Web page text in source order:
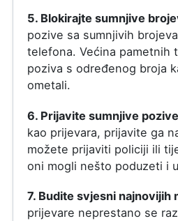
5. Blokirajte sumnjive
pozive sa sumnjivih
telefona. Većina pametnih
poziva s određenog broja
ometali.
6. Prijavite sumnjive
kao prijevara, prijavite ga
možete prijaviti policiji ili
oni mogli nešto poduzeti i
7. Budite svjesni najnovijih
prijevare neprestano se